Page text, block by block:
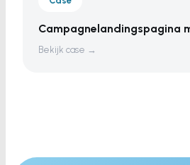
Campagnelandingspagina
Bekijk case →